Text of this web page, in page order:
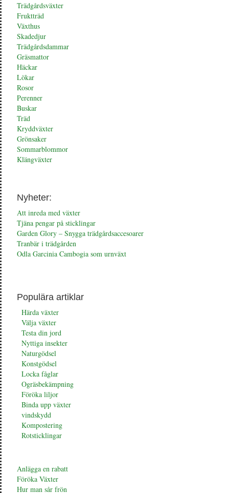
Trädgårdsväxter
Fruktträd
Växthus
Skadedjur
Trädgårdsdammar
Gräsmattor
Häckar
Lökar
Rosor
Perenner
Buskar
Träd
Kryddväxter
Grönsaker
Sommarblommor
Klängväxter
Nyheter:
Att inreda med växter
Tjäna pengar på sticklingar
Garden Glory – Snygga trädgårdsaccesoarer
Tranbär i trädgården
Odla Garcinia Cambogia som urnväxt
Populära artiklar
Härda växter
Välja växter
Testa din jord
Nyttiga insekter
Naturgödsel
Konstgödsel
Locka fåglar
Ogräsbekämpning
Föröka liljor
Binda upp växter
vindskydd
Kompostering
Rotsticklingar
Anlägga en rabatt
Föröka Växter
Hur man sår frön